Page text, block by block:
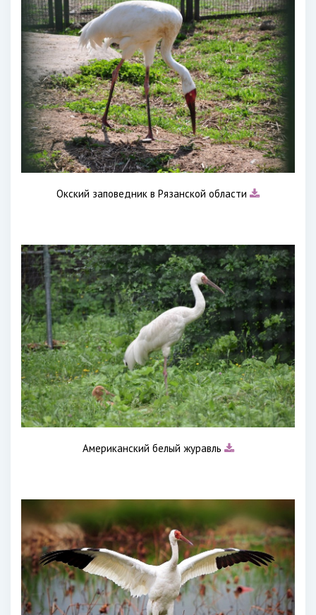
Окский заповедник в Рязанской области
Американский белый журавль